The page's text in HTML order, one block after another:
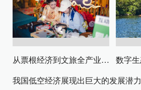
从票根经济到文旅全产业链升级
我国低空经济展现出巨大的发展潜力